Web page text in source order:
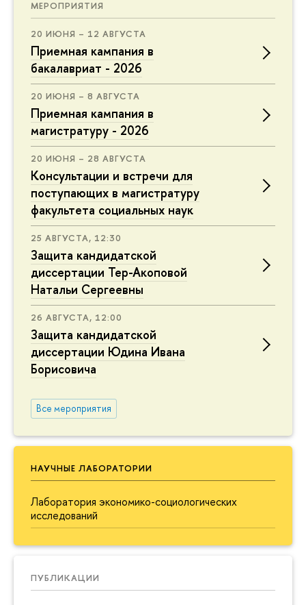
МЕРОПРИЯТИЯ
20 ИЮНЯ – 12 АВГУСТА
Приемная кампания в
бакалавриат - 2026
20 ИЮНЯ – 8 АВГУСТА
Приемная кампания в
магистратуру - 2026
20 ИЮНЯ – 28 АВГУСТА
Консультации и встречи для
поступающих в магистратуру
факультета социальных наук
25 АВГУСТА, 12:30
Защита кандидатской
диссертации Тер-Акоповой
Натальи Сергеевны
26 АВГУСТА, 12:00
Защита кандидатской
диссертации Юдина Ивана
Борисовича
Все мероприятия
НАУЧНЫЕ ЛАБОРАТОРИИ
Лаборатория экономико-социологических
исследований
ПУБЛИКАЦИИ